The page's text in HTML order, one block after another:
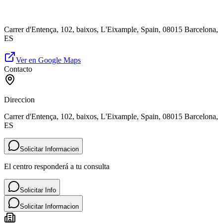
Carrer d'Entença, 102, baixos, L'Eixample, Spain, 08015 Barcelona,
ES
Ver en Google Maps
Contacto
Direccion
Carrer d'Entença, 102, baixos, L'Eixample, Spain, 08015 Barcelona,
ES
Solicitar Informacion
El centro responderá a tu consulta
Solicitar Info
Solicitar Informacion